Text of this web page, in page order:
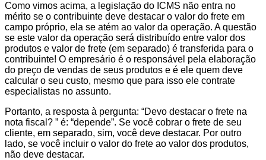
Como vimos acima, a legislação do ICMS não entra no
mérito se o contribuinte deve destacar o valor do frete em
campo próprio, ela se atém ao valor da operação. A questão
se este valor da operação será distribuído entre valor dos
produtos e valor de frete (em separado) é transferida para o
contribuinte! O empresário é o responsável pela elaboração
do preço de vendas de seus produtos e é ele quem deve
calcular o seu custo, mesmo que para isso ele contrate
especialistas no assunto.
Portanto, a resposta à pergunta: “Devo destacar o frete na
nota fiscal? ” é: “depende”. Se você cobrar o frete de seu
cliente, em separado, sim, você deve destacar. Por outro
lado, se você incluir o valor do frete ao valor dos produtos,
não deve destacar.